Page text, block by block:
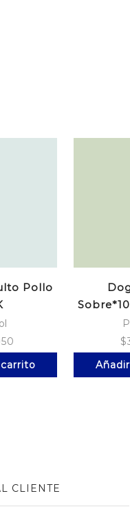
Pollo
$
CLIENTE